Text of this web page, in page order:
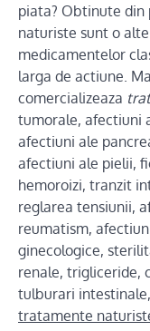
piata? Obtinute
naturiste sunt o
medicamentelor
larga de actiune.
comercializeaza
tumorale, afectiuni
afectiuni ale
afectiuni ale pielii,
hemoroizi, tranzit
reglarea tensiunii,
reumatism,
ginecologice,
renale, trigliceride,
tulburari
tratamente